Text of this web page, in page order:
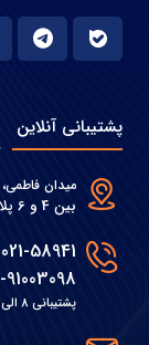
پشتیبانی آنلاین
میدان
بین 4 و 6 پلاک 44
021-58941
91003098
پشتیبانی 8 الی 12 شب